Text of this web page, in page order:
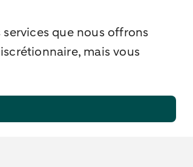
services que nous offrons
mais vous